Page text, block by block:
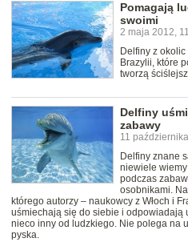
Pomagają
swoimi
2 maja 2012,
Delfiny z
Brazylii, które
tworzą
Delfiny
zabawy
11
Delfiny znane
niewiele
podczas
osobnikami. Na
którego autorzy – naukowcy z Włoch i
uśmiechają się do siebie i odpowiadają
nieco inny od ludzkiego. Nie polega na
pyska.